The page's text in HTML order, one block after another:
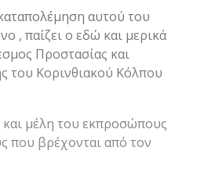
αυτού του
, παίζει ο εδώ και μερικά
Προστασίας και
του Κορινθιακού Κόλπου
και μέλη του εκπροσώπους
που βρέχονται από τον